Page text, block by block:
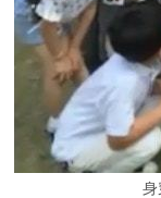
身